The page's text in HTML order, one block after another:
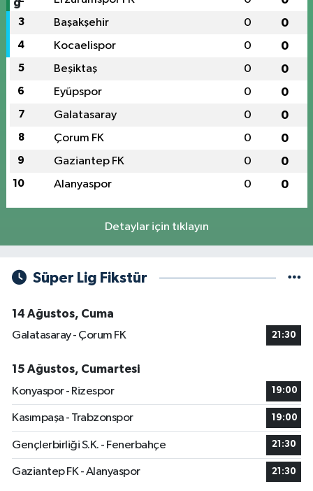
3 Başakşehir 0 0
4 Kocaelispor 0 0
5 Beşiktaş 0 0
6 Eyüpspor 0 0
7 Galatasaray 0 0
8 Çorum FK 0 0
9 Gaziantep FK 0 0
10 Alanyaspor 0 0
Detaylar için tıklayın
Süper Lig Fikstür
14 Ağustos, Cuma
Galatasaray - Çorum FK
21:30
15 Ağustos, Cumartesi
Konyaspor - Rizespor
19:00
Kasımpaşa - Trabzonspor 19:00
Gençlerbirliği S.K. - Fenerbahçe 21:30
Gaziantep FK - Alanyaspor 21:30